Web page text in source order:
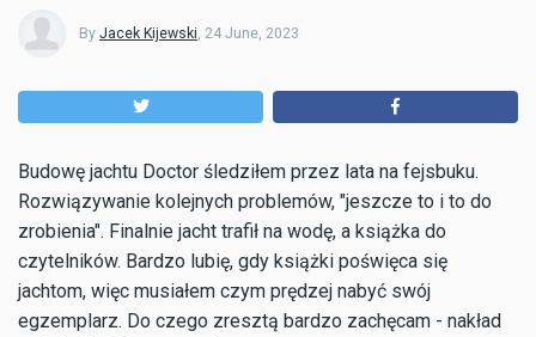
By Jacek Kijewski 24 June, 2023
Budowę jachtu Doctor śledziłem przez lata na fejsbuku.
Rozwiązywanie kolejnych problemów, "jeszcze to i to do
zrobienia". Finalnie jacht trafił na wodę, a książka do
czytelników. Bardzo lubię, gdy książki poświęca się
jachtom, więc musiałem czym prędzej nabyć swój
egzemplarz. Do czego zresztą bardzo zachęcam - nakład